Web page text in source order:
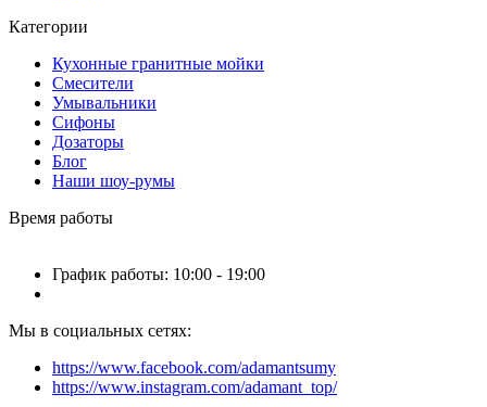
Категории
Кухонные гранитные мойки
Смесители
Умывальники
Сифоны
Дозаторы
Блог
Наши шоу-румы
Время работы
График работы: 10:00 - 19:00
Мы в социальных сетях:
https://www.facebook.com/adamantsumy
https://www.instagram.com/adamant_top/